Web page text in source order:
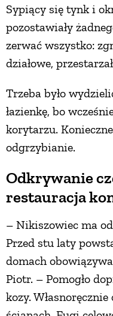
Sypiący się tynk i
pozostawiały
zerwać wszystko:
działowe,
Trzeba było
łazienkę, bo
korytarzu.
odgrzybianie.
Odkrywanie
restauracja
– Nikiszowiec ma
Przed stu laty
domach
Piotr. – Pomogło
kozy.